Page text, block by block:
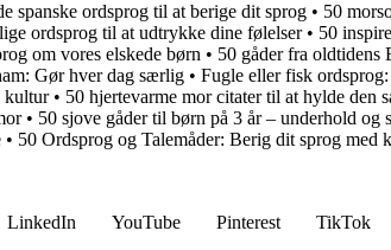
spanske ordsprog til at berige dit sprog • 50
ordsprog til at udtrykke dine følelser• 50
om vores elskede børn • 50 gåder fra oldtidens
Gør hver dag særlig • Fugle eller fisk
kultur• 50 hjertevarme mor citater til at hylde
• 50 sjove gåder til børn på 3 år – underhold og
• 50 Ordsprog og Talemåder: Berig dit sprog med
LinkedIn YouTube Pinterest TikTok